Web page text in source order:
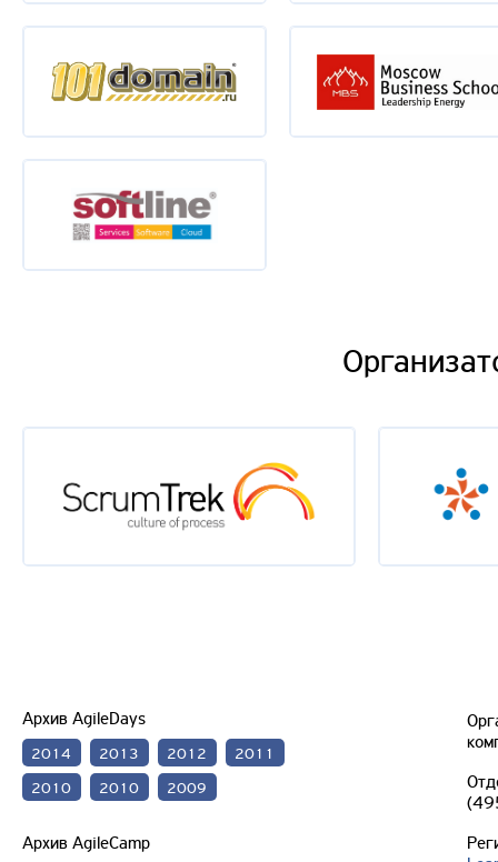
Архив AgileDays
2014 2013 2012
2011
2010
2010 2009
Архив AgileCamp